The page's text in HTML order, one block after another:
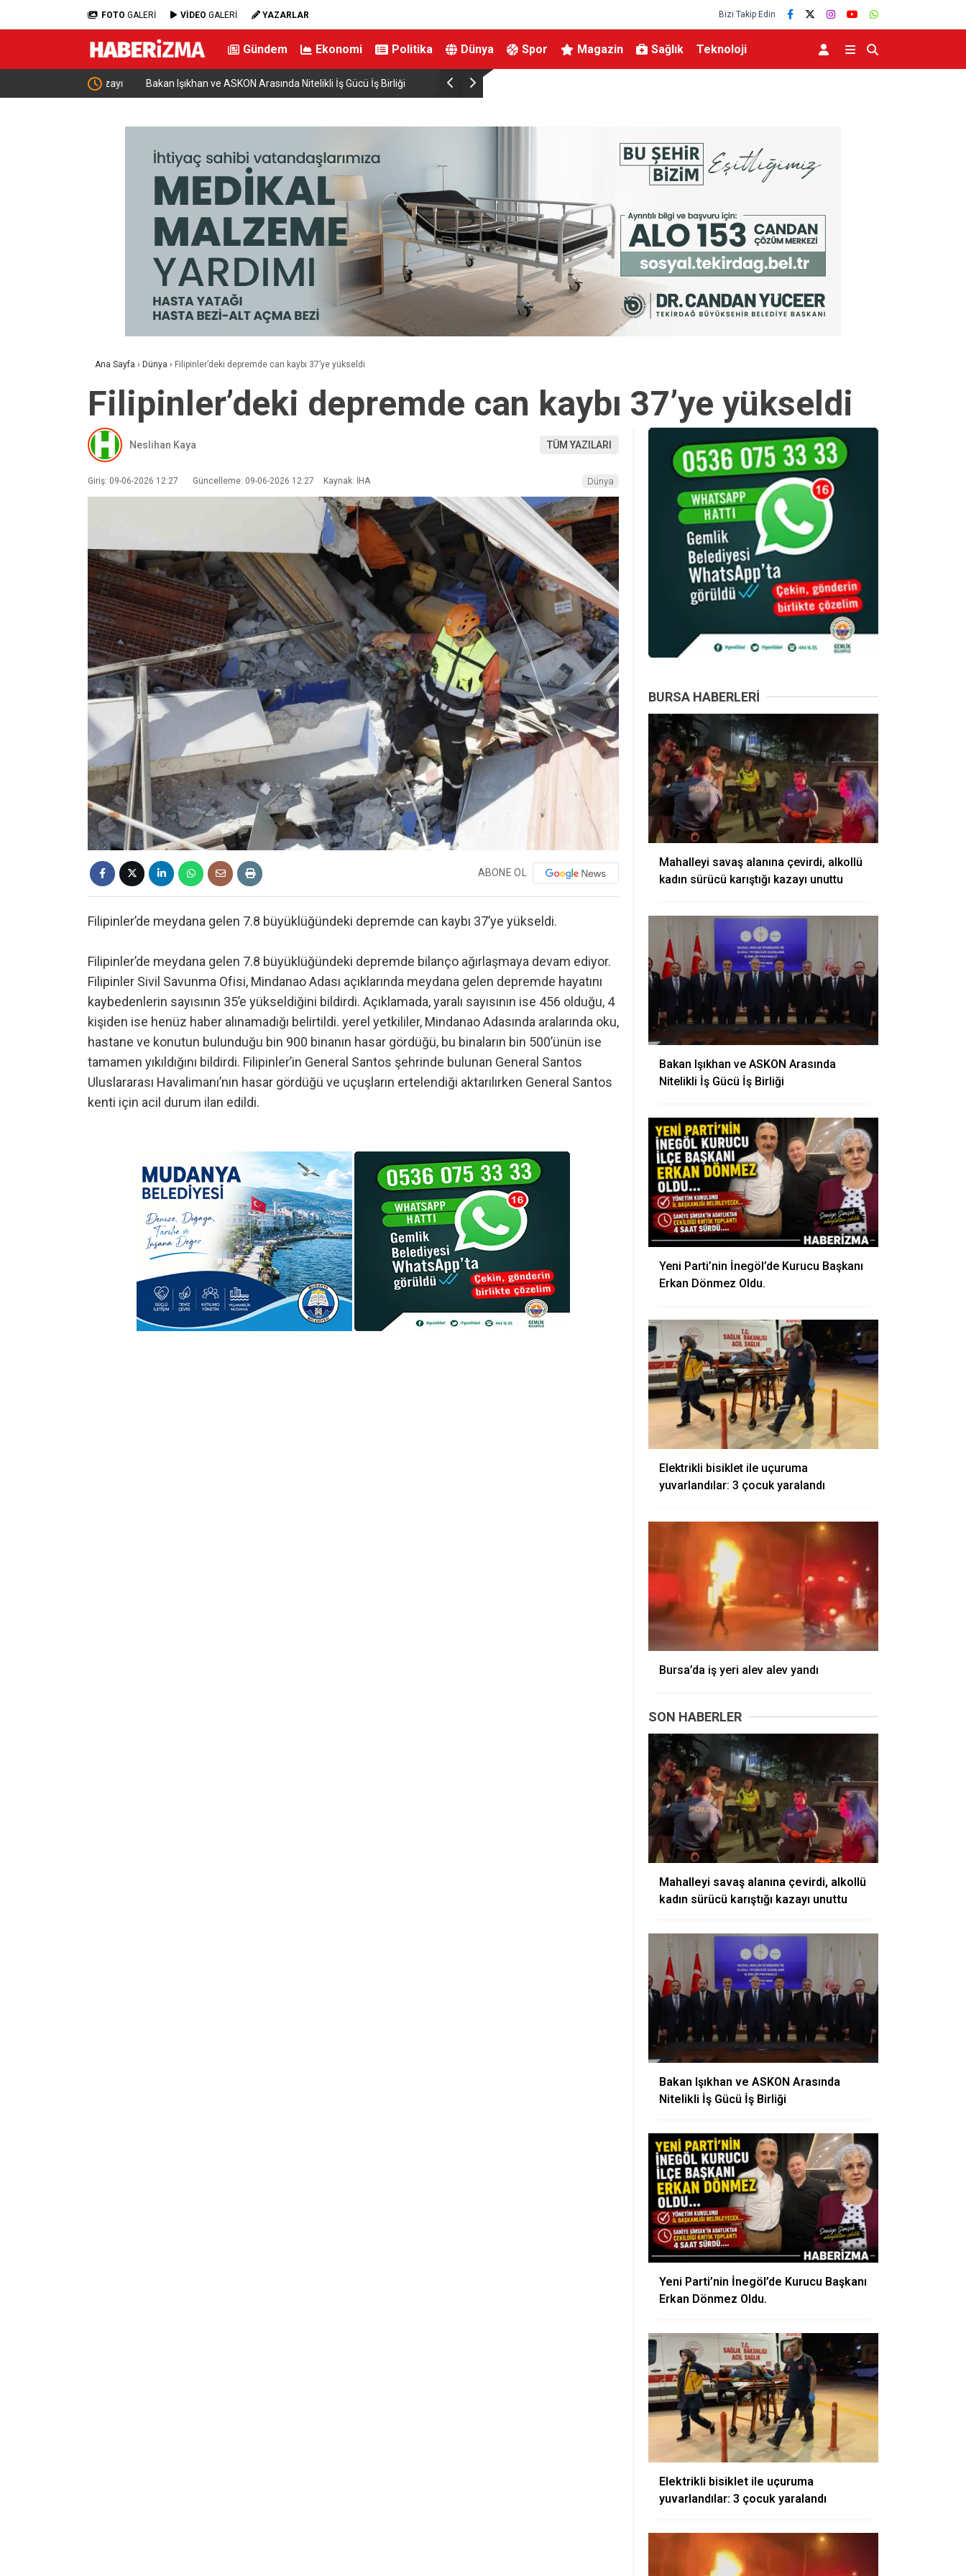
FOTO GALERİ VİDEO GALERİ YAZARLAR Bizi Takip Edin
Gündem Ekonomi Politika Dünya Spor Magazin Sağlık Teknoloji
Bakan Işıkhan ve ASKON Arasında Nitelikli İş Gücü İş Birliği Yeni Parti’nin İnegöl’de Kurucu Başkanı Erkan Dönmez Oldu.
Ana Sayfa › Dünya › Filipinler’deki depremde can kaybı 37’ye yükseldi
Filipinler’deki depremde can kaybı 37’ye yükseldi
Neslihan Kaya TÜM YAZILARI
Giriş: 09-06-2026 12:27 Güncelleme: 09-06-2026 12:27 Kaynak: İHA Dünya
ABONE OL
Filipinler’de meydana gelen 7.8 büyüklüğündeki depremde can kaybı 37’ye yükseldi.
Filipinler’de meydana gelen 7.8 büyüklüğündeki depremde bilanço ağırlaşmaya devam ediyor.
Filipinler Sivil Savunma Ofisi, Mindanao Adası açıklarında meydana gelen depremde hayatını
kaybedenlerin sayısının 35’e yükseldiğini bildirdi. Açıklamada, yaralı sayısının ise 456 olduğu, 4
kişiden ise henüz haber alınamadığı belirtildi. yerel yetkililer, Mindanao Adasında aralarında oku,
hastane ve konutun bulunduğu bin 900 binanın hasar gördüğü, bu binaların bin 500’ünün ise
tamamen yıkıldığını bildirdi. Filipinler’in General Santos şehrinde bulunan General Santos
Uluslararası Havalimanı’nın hasar gördüğü ve uçuşların ertelendiği aktarılırken General Santos
kenti için acil durum ilan edildi.
BURSA HABERLERI
Mahalleyi savaş alanına çevirdi, alkollü
kadın sürücü karıştığı kazayı unuttu
Bakan Işıkhan ve ASKON Arasında
Nitelikli İş Gücü İş Birliği
Yeni Parti’nin İnegöl’de Kurucu Başkanı
Erkan Dönmez Oldu.
Elektrikli bisiklet ile uçuruma
yuvarlandılar: 3 çocuk yaralandı
Bursa’da iş yeri alev alev yandı
SON HABERLER
Mahalleyi savaş alanına çevirdi, alkollü
kadın sürücü karıştığı kazayı unuttu
Bakan Işıkhan ve ASKON Arasında
Nitelikli İş Gücü İş Birliği
Yeni Parti’nin İnegöl’de Kurucu Başkanı
Erkan Dönmez Oldu.
Elektrikli bisiklet ile uçuruma
yuvarlandılar: 3 çocuk yaralandı